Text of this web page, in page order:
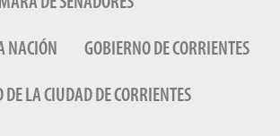
NACIÓN GOBIERNO DE CORRIENTES
LA CIUDAD DE CORRIENTES